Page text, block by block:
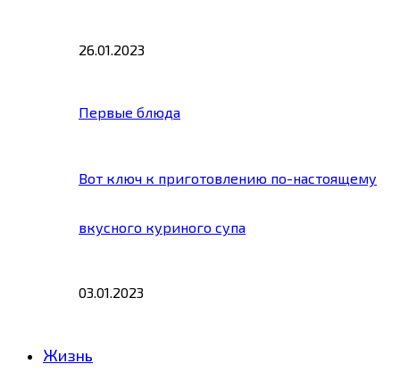
26.01.2023
Первые блюда
Вот ключ к приготовлению по-настоящему
вкусного куриного супа
03.01.2023
Жизнь